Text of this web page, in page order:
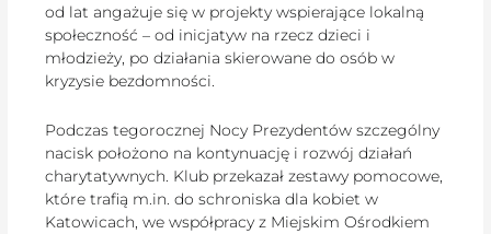
od lat angażuje się w projekty wspierające lokalną
społeczność – od inicjatyw na rzecz dzieci i
młodzieży, po działania skierowane do osób w
kryzysie bezdomności.
Podczas tegorocznej Nocy Prezydentów szczególny
nacisk położono na kontynuację i rozwój działań
charytatywnych. Klub przekazał zestawy pomocowe,
które trafią m.in. do schroniska dla kobiet w
Katowicach, we współpracy z Miejskim Ośrodkiem